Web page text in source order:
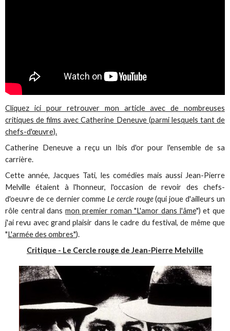
Cliquez ici pour retrouver mon article avec de nombreuses
critiques de films avec Catherine Deneuve (parmi lesquels tant de
chefs-d'œuvre).
Catherine Deneuve a reçu un Ibis d'or pour l'ensemble de sa
carrière.
Cette année, Jacques Tati, les comédies mais aussi Jean-Pierre
Melville étaient à l'honneur, l'occasion de revoir des chefs-
d'oeuvre de ce dernier commeLe cercle rouge(qui joue d'ailleurs un
rôle central dansmon premier roman "L'amor dans l'âme") et que
j'ai revu avec grand plaisir dans le cadre du festival, de même que
"L'armée des ombres").
Critique - Le Cercle rouge de Jean-Pierre Melville